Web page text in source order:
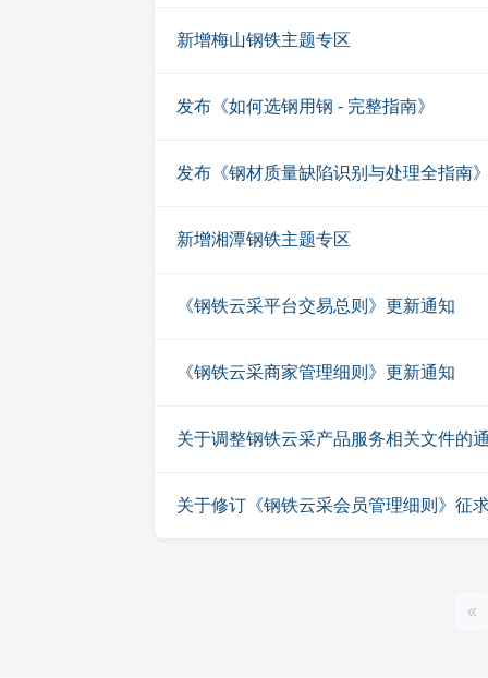
新增梅山钢铁主题专区
发布《如何选钢用钢 - 完整指南》
发布《钢材质量缺陷识别与处理全指南
新增湘潭钢铁主题专区
《钢铁云采平台交易总则》更新通知
《钢铁云采商家管理细则》更新通知
关于调整钢铁云采产品服务相关文件的
关于修订《钢铁云采会员管理细则》征
«